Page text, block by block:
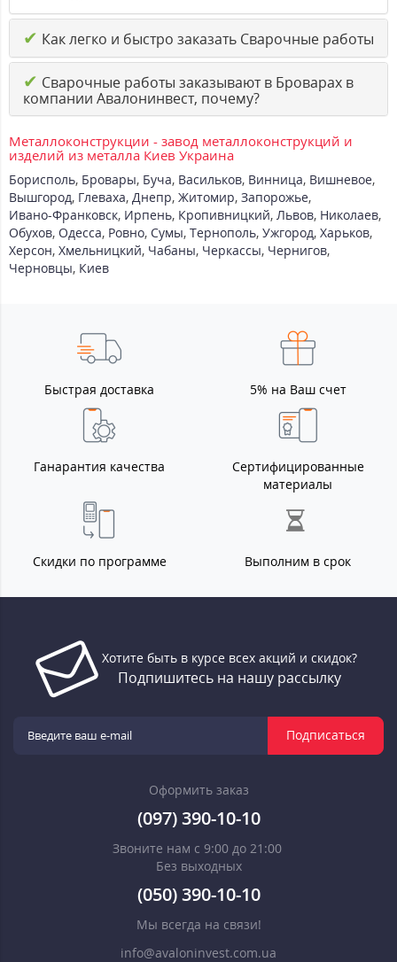
✔ Как легко и быстро заказать Сварочные работы
✔ Сварочные работы заказывают в Броварах в
компании Авалонинвест, почему?
Металлоконструкции - завод металлоконструкций и
изделий из металла Киев Украина
Борисполь, Бровары, Буча, Васильков, Винница, Вишневое,
Вышгород, Глеваха, Днепр, Житомир, Запорожье,
Ивано-Франковск, Ирпень, Кропивницкий, Львов, Николаев,
Обухов, Одесса, Ровно, Сумы, Тернополь, Ужгород, Харьков,
Херсон, Хмельницкий, Чабаны, Черкассы, Чернигов,
Черновцы, Киев
Быстрая доставка 5% на Ваш счет
Ганарантия качества
Сертифицированные
материалы
Скидки по программе Выполним в срок
Хотите быть в курсе всех акций и скидок?
Подпишитесь на нашу рассылку
Подписаться
Оформить заказ
(097) 390-10-10
Звоните нам с 9:00 до 21:00
Без выходных
(050) 390-10-10
Мы всегда на связи!
info@avaloninvest.com.ua